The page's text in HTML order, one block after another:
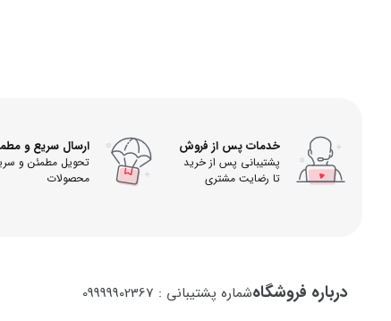
خدمات پس از فروش
پشتیبانی پس از خرید
تا رضایت مشتری
ارسال سریع و
تحویل مطمئن و
محصولات
درباره فروشگاهشماره پشتیبانی : 09999902367